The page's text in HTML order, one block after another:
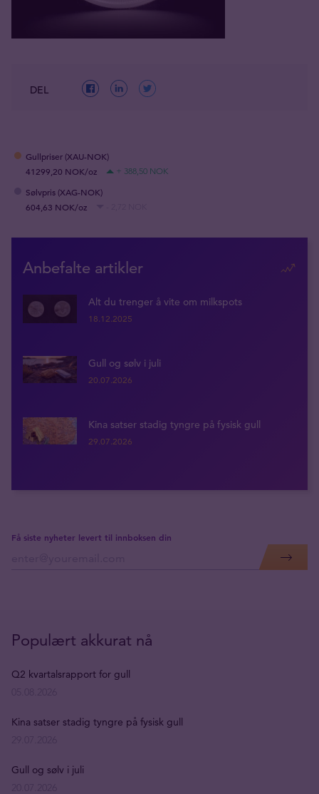
DEL
Gullpriser (XAU-NOK)
41299,20 NOK/oz
+ 388,50 NOK
Sølvpris (XAG-NOK)
604,63 NOK/oz
Anbefalte artikler
Alt du trenger å vite om milkspots
18.12.2025
Gull og sølv i juli
20.07.2026
Kina satser stadig tyngre på fysisk gull
29.07.2026
Få siste nyheter levert til innboksen din
Populært akkurat nå
Q2 kvartalsrapport for gull
Kina satser stadig tyngre på fysisk gull
Gull og sølv i juli